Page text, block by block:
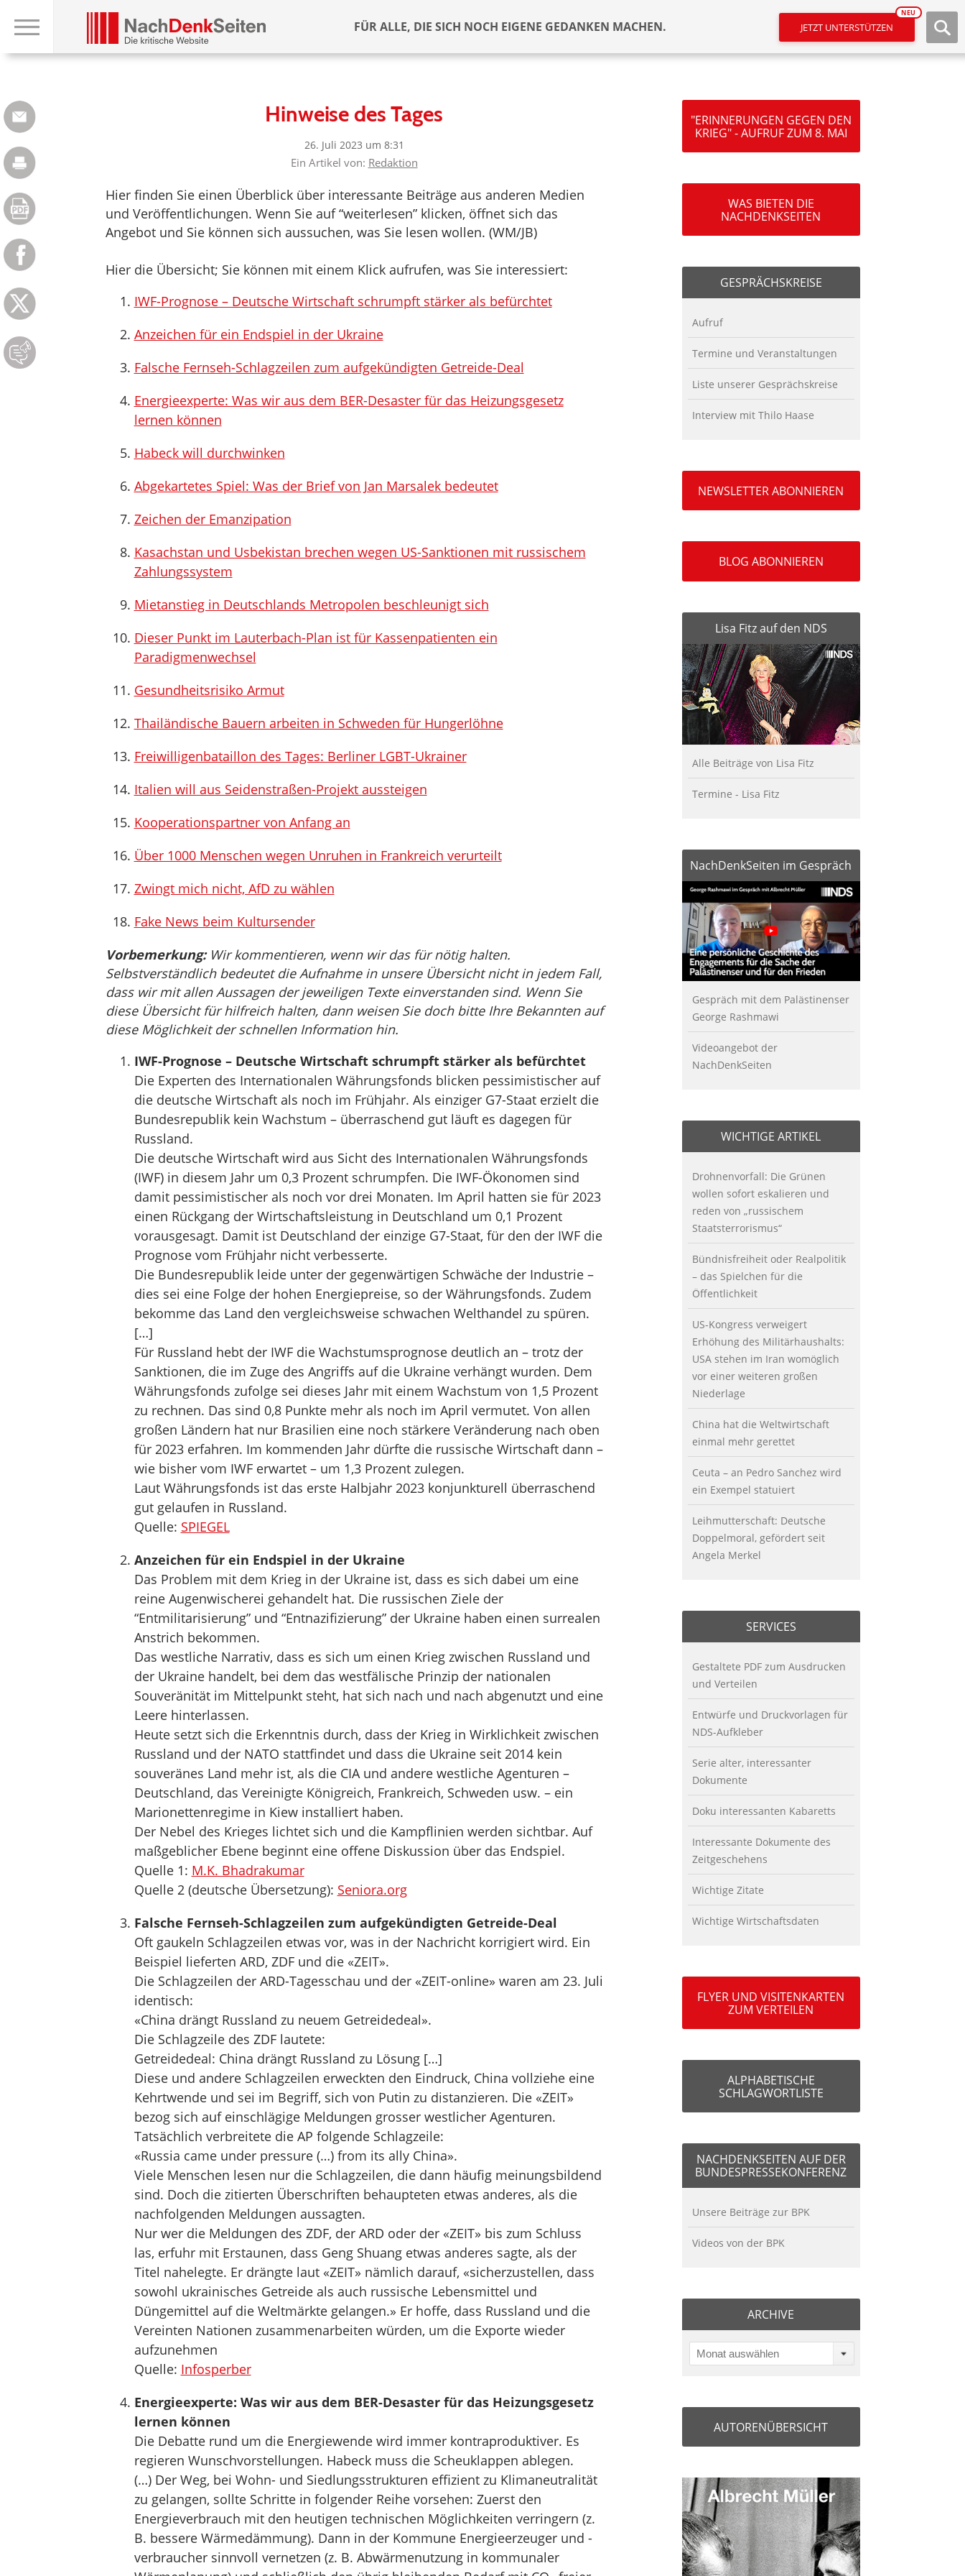
FÜR ALLE, DIE SICH NOCH EIGENE GEDANKEN MACHEN. JETZT UNTERSTÜTZEN
NEU
Hinweise des Tages
26. Juli 2023 um 8:31
Ein Artikel von: Redaktion
Hier finden Sie einen Überblick über interessante Beiträge aus anderen Medien
und Veröffentlichungen. Wenn Sie auf “weiterlesen” klicken, öffnet sich das
Angebot und Sie können sich aussuchen, was Sie lesen wollen. (WM/JB)
Hier die Übersicht; Sie können mit einem Klick aufrufen, was Sie interessiert:
IWF-Prognose – Deutsche Wirtschaft schrumpft stärker als befürchtet
Anzeichen für ein Endspiel in der Ukraine
Falsche Fernseh-Schlagzeilen zum aufgekündigten Getreide-Deal
Energieexperte: Was wir aus dem BER-Desaster für das Heizungsgesetz
lernen können
Habeck will durchwinken
Abgekartetes Spiel: Was der Brief von Jan Marsalek bedeutet
Zeichen der Emanzipation
Kasachstan und Usbekistan brechen wegen US-Sanktionen mit russischem
Zahlungssystem
Mietanstieg in Deutschlands Metropolen beschleunigt sich
Dieser Punkt im Lauterbach-Plan ist für Kassenpatienten ein
Paradigmenwechsel
Gesundheitsrisiko Armut
Thailändische Bauern arbeiten in Schweden für Hungerlöhne
Freiwilligenbataillon des Tages: Berliner LGBT-Ukrainer
Italien will aus Seidenstraßen-Projekt aussteigen
Kooperationspartner von Anfang an
Über 1000 Menschen wegen Unruhen in Frankreich verurteilt
Zwingt mich nicht, AfD zu wählen
Fake News beim Kultursender
Vorbemerkung:Wir kommentieren, wenn wir das für nötig halten.
Selbstverständlich bedeutet die Aufnahme in unsere Übersicht nicht in jedem Fall,
dass wir mit allen Aussagen der jeweiligen Texte einverstanden sind. Wenn Sie
diese Übersicht für hilfreich halten, dann weisen Sie doch bitte Ihre Bekannten auf
diese Möglichkeit der schnellen Information hin.
IWF-Prognose – Deutsche Wirtschaft schrumpft stärker als befürchtet
Die Experten des Internationalen Währungsfonds blicken pessimistischer auf
die deutsche Wirtschaft als noch im Frühjahr. Als einziger G7-Staat erzielt die
Bundesrepublik kein Wachstum – überraschend gut läuft es dagegen für
Russland.
Die deutsche Wirtschaft wird aus Sicht des Internationalen Währungsfonds
(IWF) in diesem Jahr um 0,3 Prozent schrumpfen. Die IWF-Ökonomen sind
damit pessimistischer als noch vor drei Monaten. Im April hatten sie für 2023
einen Rückgang der Wirtschaftsleistung in Deutschland um 0,1 Prozent
vorausgesagt. Damit ist Deutschland der einzige G7-Staat, für den der IWF die
Prognose vom Frühjahr nicht verbesserte.
Die Bundesrepublik leide unter der gegenwärtigen Schwäche der Industrie –
dies sei eine Folge der hohen Energiepreise, so der Währungsfonds. Zudem
bekomme das Land den vergleichsweise schwachen Welthandel zu spüren.
[…]
Für Russland hebt der IWF die Wachstumsprognose deutlich an – trotz der
Sanktionen, die im Zuge des Angriffs auf die Ukraine verhängt wurden. Dem
Währungsfonds zufolge sei dieses Jahr mit einem Wachstum von 1,5 Prozent
zu rechnen. Das sind 0,8 Punkte mehr als noch im April vermutet. Von allen
großen Ländern hat nur Brasilien eine noch stärkere Veränderung nach oben
für 2023 erfahren. Im kommenden Jahr dürfte die russische Wirtschaft dann –
wie bisher vom IWF erwartet – um 1,3 Prozent zulegen.
Laut Währungsfonds ist das erste Halbjahr 2023 konjunkturell überraschend
gut gelaufen in Russland.
Quelle: SPIEGEL
Anzeichen für ein Endspiel in der Ukraine
Das Problem mit dem Krieg in der Ukraine ist, dass es sich dabei um eine
reine Augenwischerei gehandelt hat. Die russischen Ziele der
“Entmilitarisierung” und “Entnazifizierung” der Ukraine haben einen surrealen
Anstrich bekommen.
Das westliche Narrativ, dass es sich um einen Krieg zwischen Russland und
der Ukraine handelt, bei dem das westfälische Prinzip der nationalen
Souveränität im Mittelpunkt steht, hat sich nach und nach abgenutzt und eine
Leere hinterlassen.
Heute setzt sich die Erkenntnis durch, dass der Krieg in Wirklichkeit zwischen
Russland und der NATO stattfindet und dass die Ukraine seit 2014 kein
souveränes Land mehr ist, als die CIA und andere westliche Agenturen –
Deutschland, das Vereinigte Königreich, Frankreich, Schweden usw. – ein
Marionettenregime in Kiew installiert haben.
Der Nebel des Krieges lichtet sich und die Kampflinien werden sichtbar. Auf
maßgeblicher Ebene beginnt eine offene Diskussion über das Endspiel.
Quelle 1: M.K. Bhadrakumar
Quelle 2 (deutsche Übersetzung): Seniora.org
Falsche Fernseh-Schlagzeilen zum aufgekündigten Getreide-Deal
Oft gaukeln Schlagzeilen etwas vor, was in der Nachricht korrigiert wird. Ein
Beispiel lieferten ARD, ZDF und die «ZEIT».
Die Schlagzeilen der ARD-Tagesschau und der «ZEIT-online» waren am 23. Juli
identisch:
«China drängt Russland zu neuem Getreidedeal».
Die Schlagzeile des ZDF lautete:
Getreidedeal: China drängt Russland zu Lösung […]
Diese und andere Schlagzeilen erweckten den Eindruck, China vollziehe eine
Kehrtwende und sei im Begriff, sich von Putin zu distanzieren. Die «ZEIT»
bezog sich auf einschlägige Meldungen grosser westlicher Agenturen.
Tatsächlich verbreitete die AP folgende Schlagzeile:
«Russia came under pressure (…) from its ally China».
Viele Menschen lesen nur die Schlagzeilen, die dann häufig meinungsbildend
sind. Doch die zitierten Überschriften behaupteten etwas anderes, als die
nachfolgenden Meldungen aussagten.
Nur wer die Meldungen des ZDF, der ARD oder der «ZEIT» bis zum Schluss
las, erfuhr mit Erstaunen, dass Geng Shuang etwas anderes sagte, als der
Titel nahelegte. Er drängte laut «ZEIT» nämlich darauf, «sicherzustellen, dass
sowohl ukrainisches Getreide als auch russische Lebensmittel und
Düngemittel auf die Weltmärkte gelangen.» Er hoffe, dass Russland und die
Vereinten Nationen zusammenarbeiten würden, um die Exporte wieder
aufzunehmen
Quelle: Infosperber
Energieexperte: Was wir aus dem BER-Desaster für das Heizungsgesetz
lernen können
Die Debatte rund um die Energiewende wird immer kontraproduktiver. Es
regieren Wunschvorstellungen. Habeck muss die Scheuklappen ablegen.
(…) Der Weg, bei Wohn- und Siedlungsstrukturen effizient zu Klimaneutralität
zu gelangen, sollte Schritte in folgender Reihe vorsehen: Zuerst den
Energieverbrauch mit den heutigen technischen Möglichkeiten verringern (z.
B. bessere Wärmedämmung). Dann in der Kommune Energieerzeuger und -
verbraucher sinnvoll vernetzen (z. B. Abwärmenutzung in kommunaler
"ERINNERUNGEN GEGEN DEN
KRIEG" - AUFRUF ZUM 8. MAI
WAS BIETEN DIE
NACHDENKSEITEN
GESPRÄCHSKREISE
Aufruf
Termine und Veranstaltungen
Liste unserer Gesprächskreise
Interview mit Thilo Haase
NEWSLETTER ABONNIEREN
BLOG ABONNIEREN
Lisa Fitz auf den NDS
Alle Beiträge von Lisa Fitz
Termine - Lisa Fitz
NachDenkSeiten im Gespräch
Gespräch mit dem Palästinenser
George Rashmawi
Videoangebot der
NachDenkSeiten
WICHTIGE ARTIKEL
Drohnenvorfall: Die Grünen
wollen sofort eskalieren und
reden von „russischem
Staatsterrorismus“
Bündnisfreiheit oder Realpolitik
– das Spielchen für die
Öffentlichkeit
US-Kongress verweigert
Erhöhung des Militärhaushalts:
USA stehen im Iran womöglich
vor einer weiteren großen
Niederlage
China hat die Weltwirtschaft
einmal mehr gerettet
Ceuta – an Pedro Sanchez wird
ein Exempel statuiert
Leihmutterschaft: Deutsche
Doppelmoral, gefördert seit
Angela Merkel
SERVICES
Gestaltete PDF zum Ausdrucken
und Verteilen
Entwürfe und Druckvorlagen für
NDS-Aufkleber
Serie alter, interessanter
Dokumente
Doku interessanten Kabaretts
Interessante Dokumente des
Zeitgeschehens
Wichtige Zitate
Wichtige Wirtschaftsdaten
FLYER UND VISITENKARTEN
ZUM VERTEILEN
ALPHABETISCHE
SCHLAGWORTLISTE
NACHDENKSEITEN AUF DER
BUNDESPRESSEKONFERENZ
Unsere Beiträge zur BPK
Videos von der BPK
ARCHIVE
Monat auswählen
AUTORENÜBERSICHT